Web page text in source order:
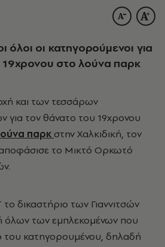
όλοι οι κατηγορούμενοι για
στο λούνα παρκ
και των τεσσάρων
για τον θάνατο του 19χρονου
παρκ στην Χαλκιδική, τον
το Μικτό Ορκωτό
δικαστήριο των Γιαννιτσών
όλων των εμπλεκομένων που
του κατηγορουμένου, δηλαδή